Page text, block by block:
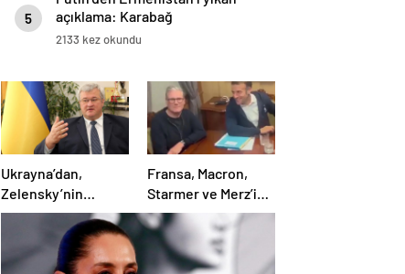
5
açıklama: Karabağ
Azerbaycan’ın ayrılmaz bir
2133 kez okundu
Ukrayna’dan,
Zelensky’nin
Putin’le şahsen
görüşme talebine
ilişkin açıklama
Fransa, Macron,
Starmer ve Merz’in
kokain kullandığı
iddiasını yalanladı